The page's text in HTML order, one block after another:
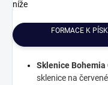
níže
FORMACE K
Sklenice Bohemia
sklenice na